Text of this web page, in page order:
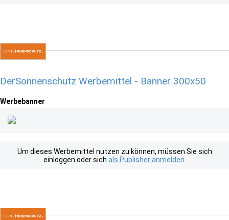
DerSonnenschutz Werbemittel - Banner 300x50
Werbebanner
Um dieses Werbemittel nutzen zu können, müssen Sie sich
einloggen oder sich als Publisher anmelden